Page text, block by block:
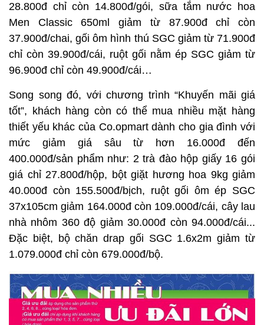
28.800đ chỉ còn 14.800đ/gói, sữa tắm nước hoa
Men Classic 650ml giảm từ 87.900đ chỉ còn
37.900đ/chai, gối ôm hình thú SGC giảm từ 71.900đ
chỉ còn 39.900đ/cái, ruột gối nằm ép SGC giảm từ
96.900đ chỉ còn 49.900đ/cái…
Song song đó, với chương trình “Khuyến mãi giá
tốt”, khách hàng còn có thể mua nhiều mặt hàng
thiết yếu khác của Co.opmart dành cho gia đình với
mức giảm giá sâu từ hơn 16.000đ đến
400.000đ/sản phẩm như: 2 trà đào hộp giấy 16 gói
giá chỉ 27.800đ/hộp, bột giặt hương hoa 9kg giảm
40.000đ còn 155.500đ/bịch, ruột gối ôm ép SGC
37x105cm giảm 164.000đ còn 109.000đ/cái, cây lau
nhà nhôm 360 độ giảm 30.000đ còn 94.000đ/cái...
Đặc biệt, bộ chăn drap gối SGC 1.6x2m giảm từ
1.079.000đ chỉ còn 679.000đ/bộ.